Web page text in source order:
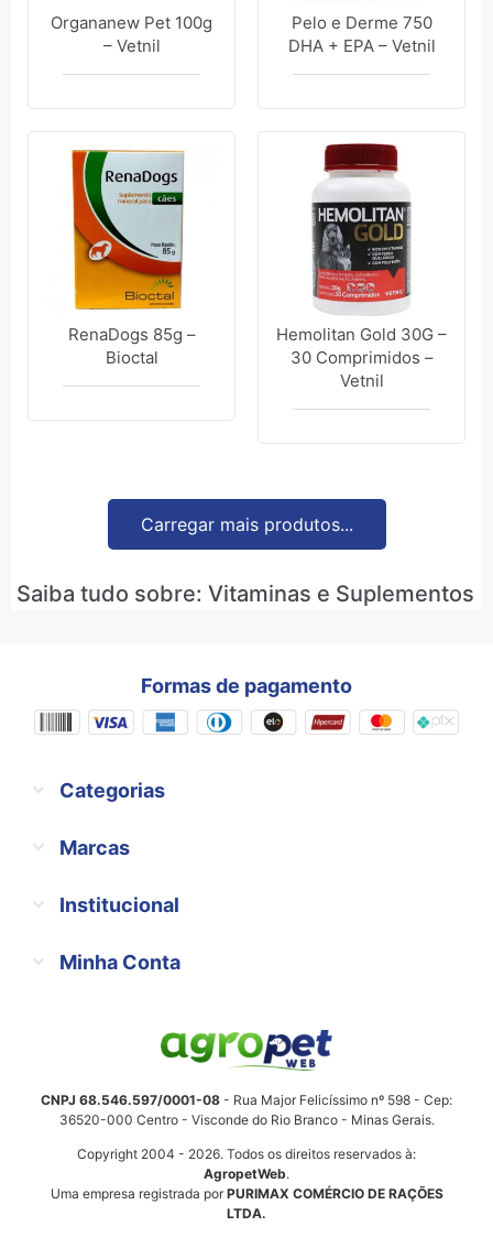
Organanew Pet 100g
– Vetnil
Pelo e Derme 750
DHA + EPA – Vetnil
RenaDogs 85g –
Bioctal
Hemolitan Gold 30G –
30 Comprimidos –
Vetnil
Carregar mais produtos...
Saiba tudo sobre: Vitaminas e Suplementos
Formas de pagamento
Categorias
Marcas
Institucional
Minha Conta
CNPJ 68.546.597/0001-08 - Rua Major Felicíssimo nº 598 - Cep:
36520-000 Centro - Visconde do Rio Branco - Minas Gerais.
Copyright 2004 - 2026. Todos os direitos reservados à:
AgropetWeb.
Uma empresa registrada porPURIMAX COMÉRCIO DE RAÇÕES
LTDA.